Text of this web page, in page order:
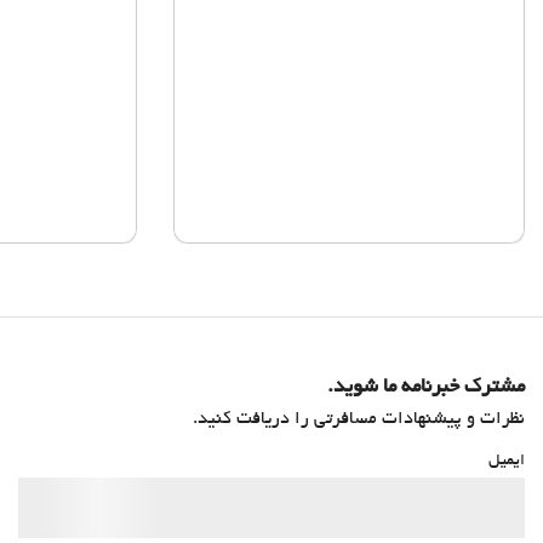
مشترک خبرنامه ما شوید.
نظرات و پیشنهادات مسافرتی را دریافت کنید.
ایمیل